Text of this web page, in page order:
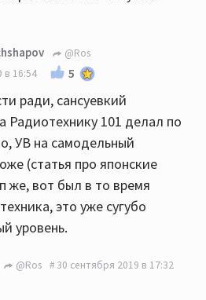
@Ros
в 16:54
5
ради, сансуевкий
Радиотехнику 101 делал по
УВ на самодельный
(статья про японские
же, вот был в то время
это уже сугубо
уровень.
@Ros 30 сентября 2019 в 17:32